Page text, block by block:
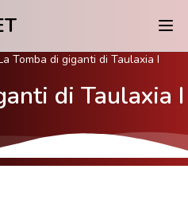
Tomba di giganti di Taulaxia I
di Taulaxia I